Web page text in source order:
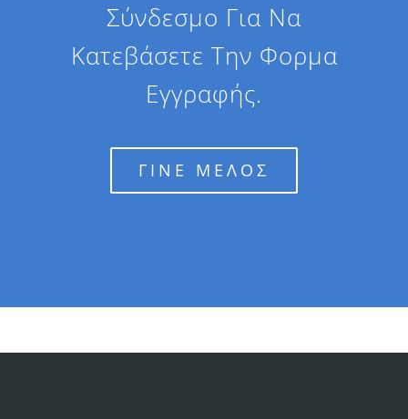
Σύνδεσμο Για Να
Κατεβάσετε Την Φορμα
Εγγραφής.
ΓΙΝΕ ΜΕΛΟΣ